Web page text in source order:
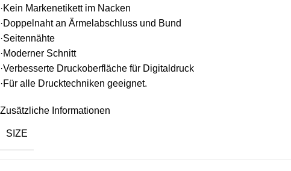
·Kein Markenetikett im Nacken
·Doppelnaht an Ärmelabschluss und Bund
·Seitennähte
·Moderner Schnitt
·Verbesserte Druckoberfläche für Digitaldruck
·Für alle Drucktechniken geeignet.
Zusätzliche Informationen
SIZE